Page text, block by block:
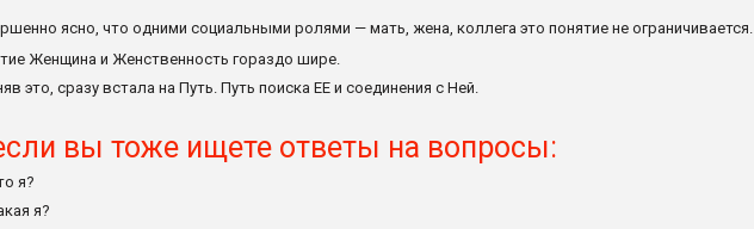
ясно, что одними социальными ролями — мать, жена, коллега это понятие не ограничивается.
Женщина и Женственность гораздо шире.
это, сразу встала на Путь. Путь поиска ЕЕ и соединения с Ней.
вы тоже ищете ответы на вопросы:
я?
я?